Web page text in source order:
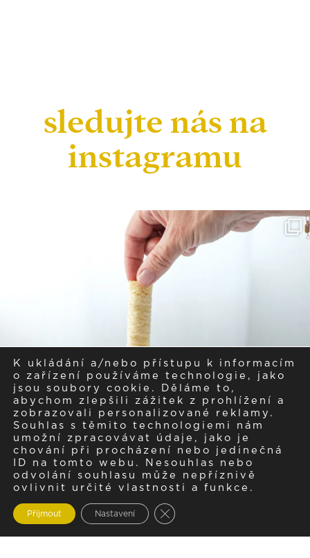
sledujte nás na
instagramu
K ukládání a/nebo přístupu k informacím
o zařízení používáme technologie, jako
jsou soubory cookie. Děláme to,
abychom zlepšili zážitek z prohlížení a
zobrazovali personalizované reklamy.
Souhlas s těmito technologiemi nám
umožní zpracovávat údaje, jako je
chování při procházení nebo jedinečná
ID na tomto webu. Nesouhlas nebo
odvolání souhlasu může nepříznivě
ovlivnit určité vlastnosti a funkce.
Přijmout Nastavení Zavřít cookie lištu GDPR